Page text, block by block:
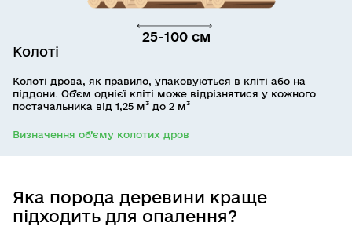
25-100 см
Колоті
Колоті дрова, як правило, упаковуються в кліті або на
піддони. Обʼєм однієї кліті може відрізнятися у кожного
постачальника від 1,25 м³ до 2 м³
Визначення об’єму колотих дров
Яка порода деревини краще
підходить для опалення?